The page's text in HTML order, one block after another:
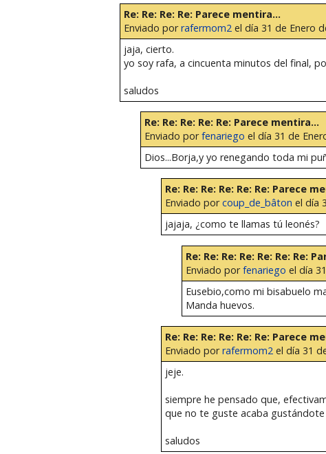
Re: Re: Re: Re: Parece mentira...
Enviado porrafermom2 el día 31 de Enero
jaja, cierto.
yo soy rafa, a cincuenta minutos del final,
saludos
Re: Re: Re: Re: Re: Parece mentira...
Enviado porfenariego el día 31 de
Dios...Borja,y yo renegando toda mi
Re: Re: Re: Re: Re: Re: Parece
Enviado porcoup_de_bâton el día
jajaja, ¿como te llamas tú leonés?
Re: Re: Re: Re: Re: Re: Re:
Enviado porfenariego el día
Eusebio,como mi bisabuelo
Manda huevos.
Re: Re: Re: Re: Re: Re: Parece
Enviado porrafermom2el día 31
jeje.
siempre he pensado que,
que no te guste acaba gustándote
saludos